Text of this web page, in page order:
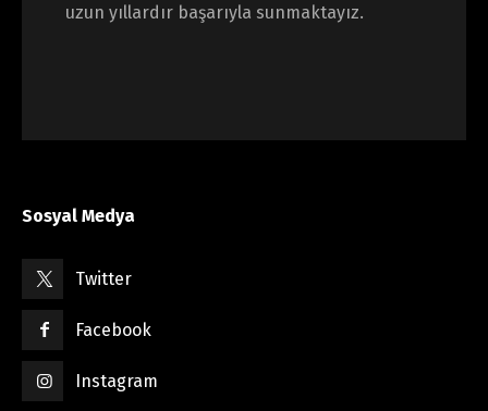
uzun yıllardır başarıyla sunmaktayız.
Sosyal Medya
Twitter
Facebook
Instagram